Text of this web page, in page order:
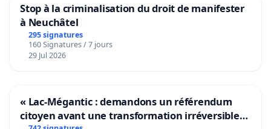
Stop à la criminalisation du droit de manifester
à Neuchâtel
295 signatures
160 Signatures / 7 jours
29 Jul 2026
« Lac-Mégantic : demandons un référendum
citoyen avant une transformation irréversible